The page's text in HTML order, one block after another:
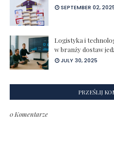
SEPTEMBER 02,
Logistyka i
w branży dostaw
JULY 30, 2025
PRZEŚLIJ
0 Komentarze